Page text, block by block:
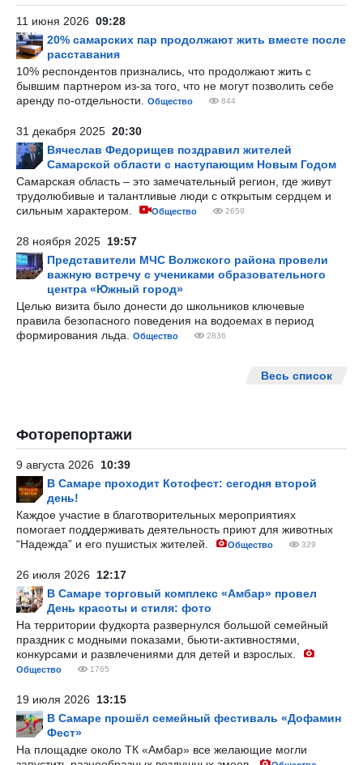
11 июня 2026 09:28
20% самарских пар продолжают жить вместе после
расставания
10% респондентов признались, что продолжают жить с
бывшим партнером из-за того, что не могут позволить себе
аренду по-отдельности.
Общество 844
31 декабря 2025 20:30
Вячеслав Федорищев поздравил жителей
Самарской области с наступающим Новым Годом
Самарская область – это замечательный регион, где живут
трудолюбивые и талантливые люди с открытым сердцем и
сильным характером.
Общество 2659
28 ноября 2025 19:57
Представители МЧС Волжского района провели
важную встречу с учениками образовательного
центра «Южный город»
Целью визита было донести до школьников ключевые
правила безопасного поведения на водоемах в период
формирования льда.
Общество 2836
Весь список
Фоторепортажи
9 августа 2026 10:39
В Самаре проходит Котофест: сегодня второй
день!
Каждое участие в благотворительных мероприятиях
помогает поддерживать деятельность приют для животных
“Надежда” и его пушистых жителей.
Общество 329
26 июля 2026 12:17
В Самаре торговый комплекс «Амбар» провел
День красоты и стиля: фото
На территории фудкорта развернулся большой семейный
праздник с модными показами, бьюти-активностями,
конкурсами и развлечениями для детей и взрослых.
Общество 1765
19 июля 2026 13:15
В Самаре прошёл семейный фестиваль «Дофамин
Фест»
На площадке около ТК «Амбар» все желающие могли